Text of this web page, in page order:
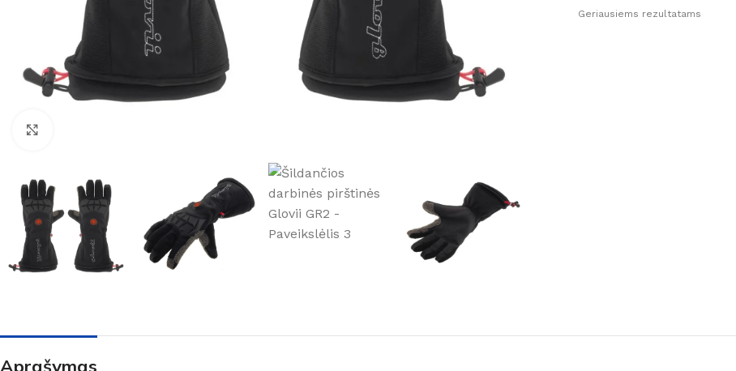
Pramoniniai
Meteorologinės stotelės
higrometrai
Baseinams
Priedai
Geriausiems rezultatams
Aprašymas